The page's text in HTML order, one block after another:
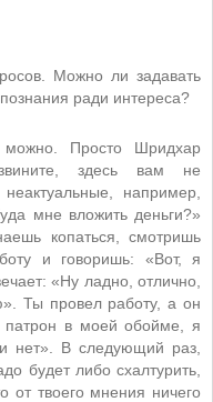
Можно ли задавать
ради интереса?
можно. Просто Шридхар
здесь вам не
например,
мне вложить деньги?»
копаться, смотришь
и говоришь: «Вот, я
«Ну ладно, отлично,
Ты провел работу, а он
в моей обойме, я
нет». В следующий раз,
будет либо схалтурить,
от твоего мнения ничего